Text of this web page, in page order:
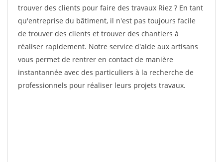
trouver des clients pour faire des travaux Riez ? En tant
qu'entreprise du bâtiment, il n'est pas toujours facile
de trouver des clients et trouver des chantiers à
réaliser rapidement. Notre service d'aide aux artisans
vous permet de rentrer en contact de manière
instantannée avec des particuliers à la recherche de
professionnels pour réaliser leurs projets travaux.